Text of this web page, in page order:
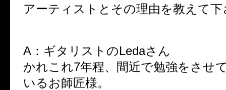
アーティストとその理由を教えて下
A：ギタリストのLedaさん
かれこれ7年程、間近で勉強をさせ
いるお師匠様。